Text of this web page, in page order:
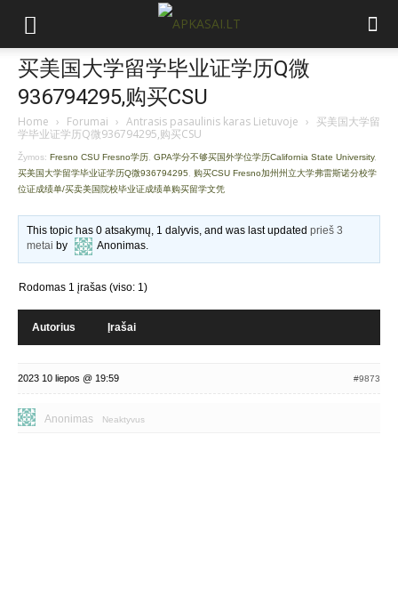
买美国大学留学毕业证学历Q微
936794295,购买CSU
Home › Forumai › Antrasis pasaulinis karas Lietuvoje › 买美国大学留
学毕业证学历Q微936794295,购买CSU
Žymos: Fresno CSU Fresno学历 GPA学分不够买国外学位学历California State University,
买美国大学留学毕业证学历Q微936794295
购买CSU Fresno加州州立大学弗雷斯诺分校学
位证成绩单/买卖美国院校毕业证成绩单购买留学文凭
This topic has 0 atsakymų, 1 dalyvis, and was last updatedprieš 3
metai by Anonimas.
Rodomas 1 įrašas (viso: 1)
Autorius Įrašai
2023 10 liepos @ 19:59 #9873
Anonimas Neaktyvus